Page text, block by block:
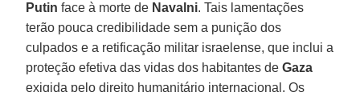
Putin face à morte de Navalni. Tais lamentações
terão pouca credibilidade sem a punição dos
culpados e a retificação militar israelense, que inclui a
proteção efetiva das vidas dos habitantes deGaza
exigida pelo direito humanitário internacional. Os